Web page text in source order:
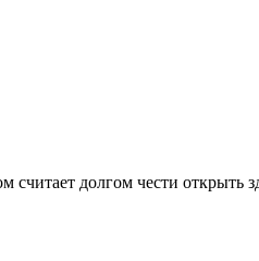
долгом чести открыть